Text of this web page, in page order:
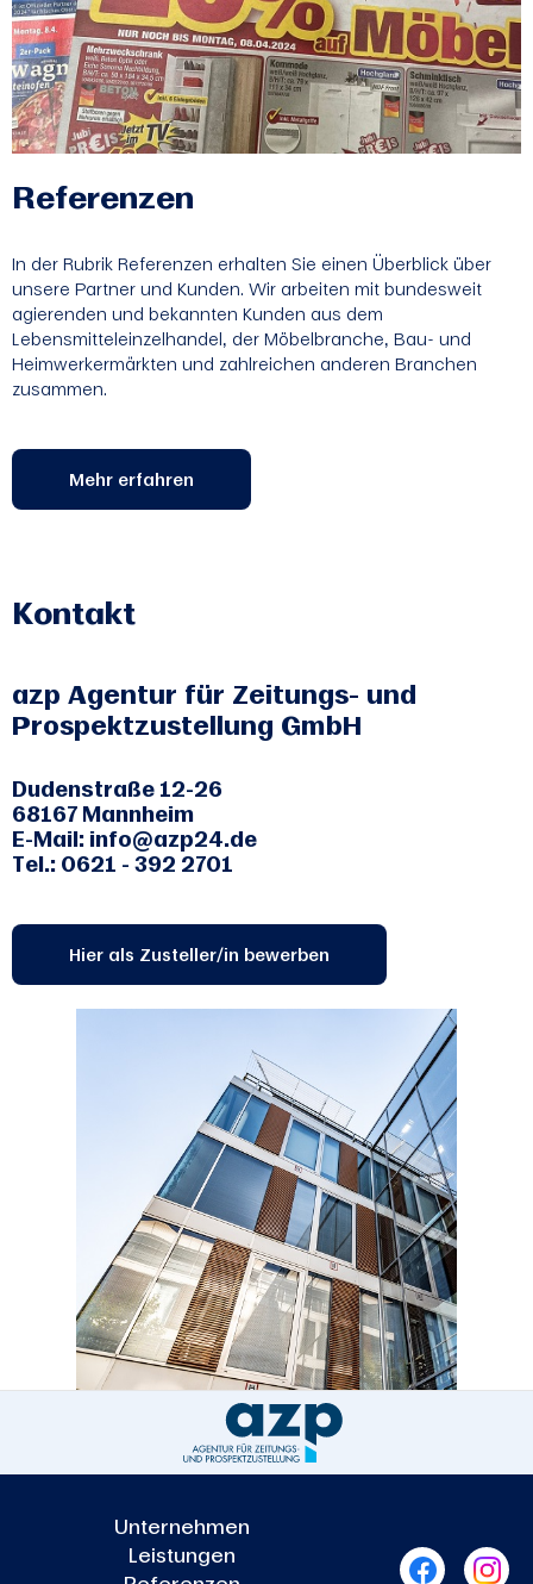
Referenzen
In der Rubrik Referenzen erhalten Sie einen Überblick über
unsere Partner und Kunden. Wir arbeiten mit bundesweit
agierenden und bekannten Kunden aus dem
Lebensmitteleinzelhandel, der Möbelbranche, Bau- und
Heimwerkermärkten und zahlreichen anderen Branchen
zusammen.
Mehr erfahren
Kontakt
azp Agentur für Zeitungs- und
Prospektzustellung GmbH
Dudenstraße 12-26
68167 Mannheim
E-Mail: info@azp24.de
Tel.: 0621 - 392 2701
Hier als Zusteller/in bewerben
Unternehmen
Leistungen